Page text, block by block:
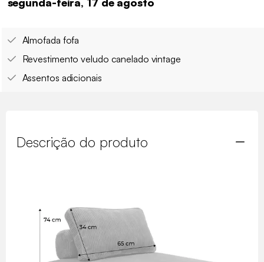
Almofada fofa
Revestimento veludo canelado vintage
Assentos adicionais
Descrição do produto